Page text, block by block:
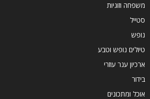
משפחה וזוגיות
סטייל
נופש
טיולים נופש וטבע
ארכיון ענר עוזרי
בידור
אוכל ומתכונים